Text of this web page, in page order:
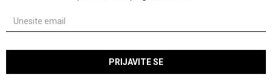
PRIJAVITE SE